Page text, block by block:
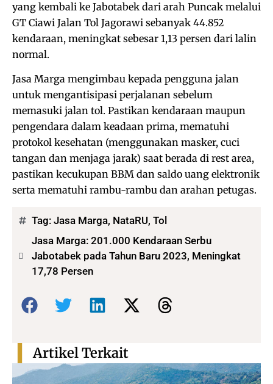
yang kembali ke Jabotabek dari arah Puncak melalui
GT Ciawi Jalan Tol Jagorawi sebanyak 44.852
kendaraan, meningkat sebesar 1,13 persen dari lalin
normal.
Jasa Marga mengimbau kepada pengguna jalan
untuk mengantisipasi perjalanan sebelum
memasuki jalan tol. Pastikan kendaraan maupun
pengendara dalam keadaan prima, mematuhi
protokol kesehatan (menggunakan masker, cuci
tangan dan menjaga jarak) saat berada di rest area,
pastikan kecukupan BBM dan saldo uang elektronik
serta mematuhi rambu-rambu dan arahan petugas.
Tag: Jasa Marga, NataRU, Tol
Jasa Marga: 201.000 Kendaraan Serbu
Jabotabek pada Tahun Baru 2023, Meningkat
17,78 Persen
Bagikan:
Artikel Terkait